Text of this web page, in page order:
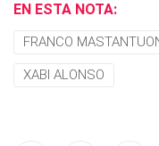
EN ESTA NOTA:
FRANCO
XABI ALONSO